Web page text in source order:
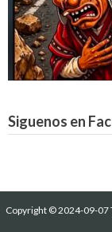
Siguenos en
Copyright © 2024-09-07